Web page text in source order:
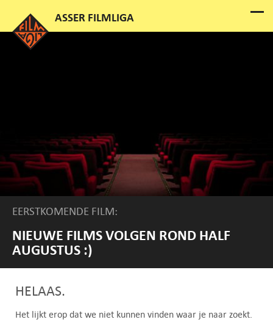
EERSTKOMENDE FILM:
NIEUWE FILMS VOLGEN ROND HALF
AUGUSTUS :)
HELAAS.
Het lijkt erop dat we niet kunnen vinden waar je naar zoekt.